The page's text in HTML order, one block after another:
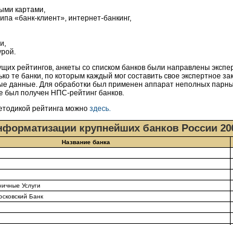
картами,
«банк-клиент», интернет-банкинг,
рейтингов, анкеты со списком банков были направлены
те банки, по которым каждый мог составить свое экспертное
данные. Для обработки был применен аппарат неполных
был получен НПС-рейтинг банков.
рейтинга можно здесь.
крупнейших банков России
Название банка
Услуги
Банк